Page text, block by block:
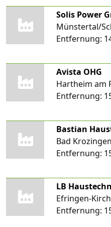
Solis Power
Münstertal/
Entfernung:
Avista OHG
Hartheim am
Entfernung:
Bastian
Bad
Entfernung:
LB
Efringen-
Entfernung: